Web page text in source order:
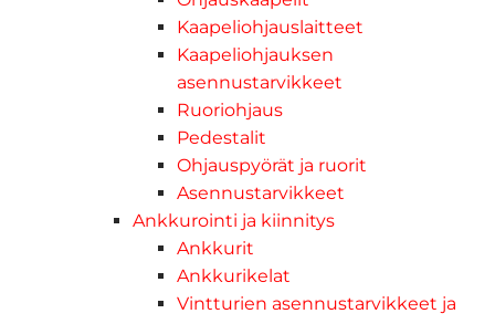
Kaapeliohjauslaitteet
Kaapeliohjauksen
asennustarvikkeet
Ruoriohjaus
Pedestalit
Ohjauspyörät ja ruorit
Asennustarvikkeet
Ankkurointi ja kiinnitys
Ankkurit
Ankkurikelat
Vintturien asennustarvikkeet ja